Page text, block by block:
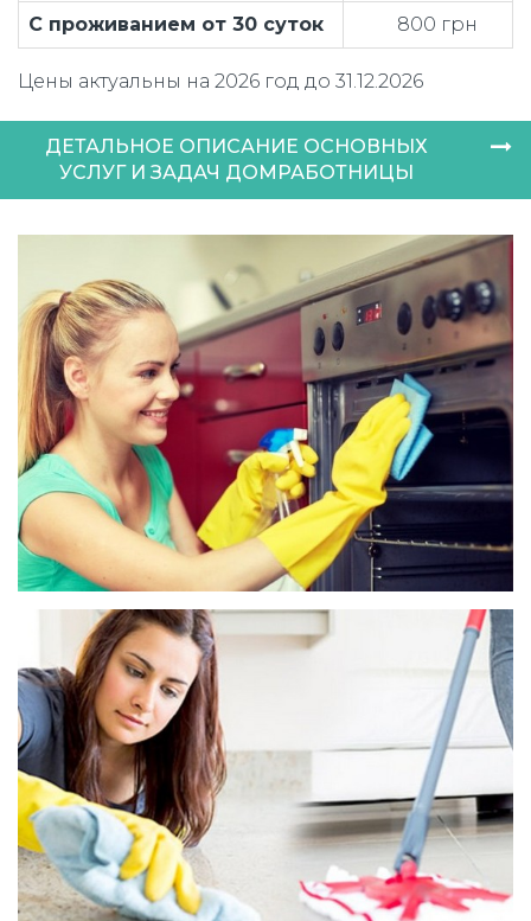
С проживанием от 30 суток 800 грн
Цены актуальны на 2026 год до 31.12.2026
ДЕТАЛЬНОЕ ОПИСАНИЕ ОСНОВНЫХ
УСЛУГ И ЗАДАЧ ДОМРАБОТНИЦЫ